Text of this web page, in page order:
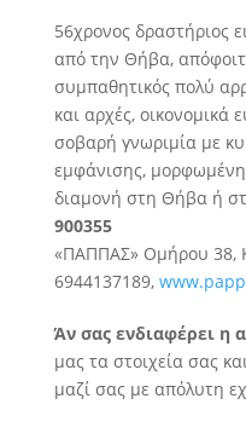
56χρονος δραστήριος
από την Θήβα,
συμπαθητικός πολύ
και αρχές, οικονομικά
σοβαρή γνωριμία με
εμφάνισης, μορφωμένη
διαμονή στη Θήβα ή
900355
«ΠΑΠΠΑΣ» Ομήρου 38,
6944137189,
Άν σας ενδιαφέρει η
μας τα στοιχεία σας
μαζί σας με απόλυτη